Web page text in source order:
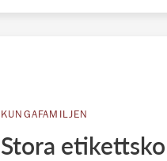
KUNGAFAMILJEN
Stora